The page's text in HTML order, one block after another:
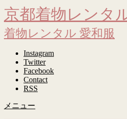
京都着物レンタ
着物レンタル 愛和服
Instagram
Twitter
Facebook
Contact
RSS
メニュー